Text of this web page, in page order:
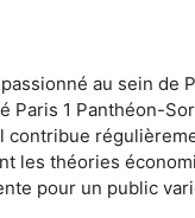
au sein de
Paris 1 Panthéon-
contribue
les théories
pour un public